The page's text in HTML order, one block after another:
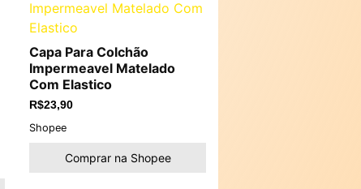
Capa Para Colchão
Impermeavel Matelado
Com Elastico
R$23,90
Shopee
Comprar na Shopee